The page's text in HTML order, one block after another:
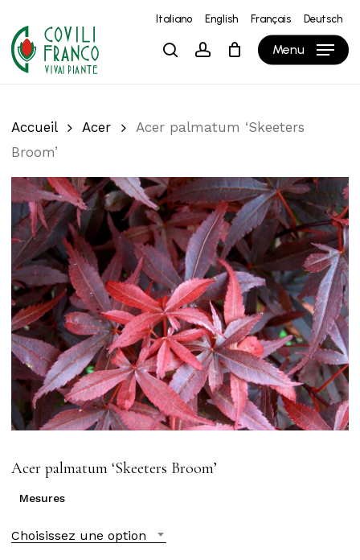
main
content
Italiano English Français Deutsch
searchaccount Menu
Panier Close
Cart
Accueil Acer
Acer palmatum ‘Skeeters
Broom’
Acer palmatum ‘Skeeters Broom’
Mesures
Choisissez une option